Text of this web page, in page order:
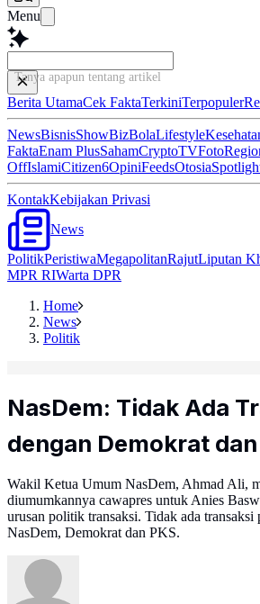
Menu
Tanya apapun tentang artikel ini...
Berita UtamaCek FaktaTerkiniTerpopuler
NewsBisnisShowBizBolaLifestyle
FaktaEnam PlusSahamCryptoTVFoto
OffIslamiCitizen6OpiniFeedsOtosia
KontakKebijakan Privasi
News
PolitikPeristiwaMegapolitanRajutLiputan
MPR RIWarta DPR
Home
News
Politik
NasDem: Tidak Ada
dengan Demokrat dan
Wakil Ketua Umum NasDem, Ahmad Ali,
diumumkannya cawapres untuk Anies
urusan politik transaksi. Tidak ada
NasDem, Demokrat dan PKS.